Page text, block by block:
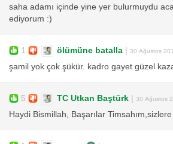
saha adamı içinde yine yer bulurmuydu
ediyorum :)
1 ölümüne batalla | 30 Ağustos
şamil yok çok şükür. kadro gayet güzel
5 TC Utkan Baştürk | 30 Ağustos
Haydi Bismillah, Başarılar